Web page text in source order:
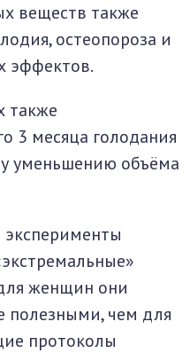
веществ также
остеопороза и
эффектов.
также
3 месяца голодания
уменьшению объёма
эксперименты
женщин они
полезными, чем для
протоколы